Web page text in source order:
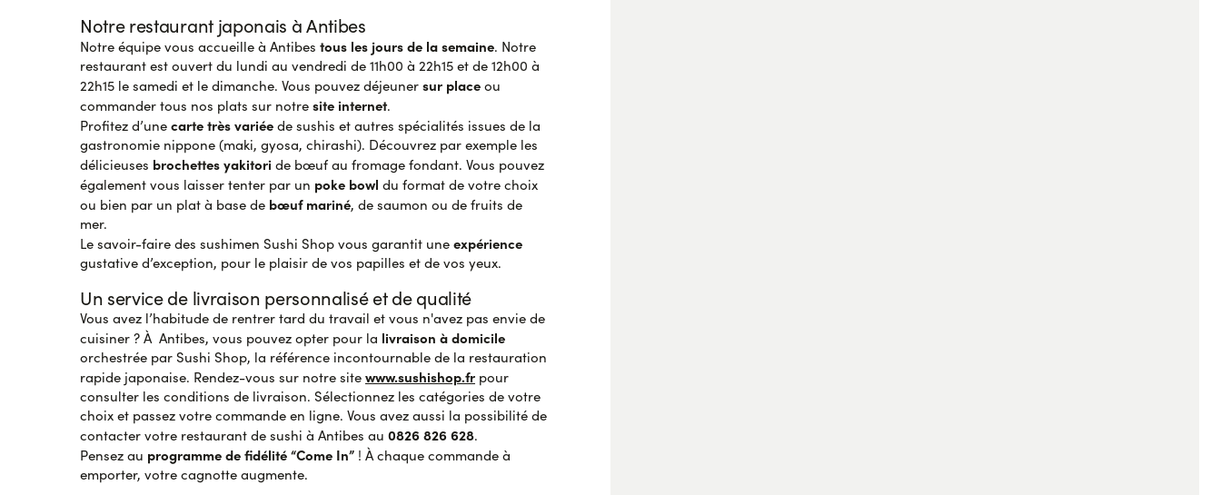
Notre restaurant japonais à Antibes
Notre équipe vous accueille à Antibes tous les jours de la semaine. Notre
restaurant est ouvert du lundi au vendredi de 11h00 à 22h15 et de 12h00 à
22h15 le samedi et le dimanche. Vous pouvez déjeuner sur place ou
commander tous nos plats sur notre site internet.
Profitez d’une carte très variée de sushis et autres spécialités issues de la
gastronomie nippone (maki, gyosa, chirashi). Découvrez par exemple les
délicieuses brochettes yakitori de bœuf au fromage fondant. Vous pouvez
également vous laisser tenter par un poke bowl du format de votre choix
ou bien par un plat à base de bœuf mariné, de saumon ou de fruits de
mer.
Le savoir-faire des sushimen Sushi Shop vous garantit une expérience
gustative d’exception, pour le plaisir de vos papilles et de vos yeux.
Un service de livraison personnalisé et de qualité
Vous avez l’habitude de rentrer tard du travail et vous n'avez pas envie de
cuisiner ? À Antibes, vous pouvez opter pour la livraison à domicile
orchestrée par Sushi Shop, la référence incontournable de la restauration
rapide japonaise. Rendez-vous sur notre site www.sushishop.fr pour
consulter les conditions de livraison. Sélectionnez les catégories de votre
choix et passez votre commande en ligne. Vous avez aussi la possibilité de
contacter votre restaurant de sushi à Antibes au 0826 826 628.
Pensez au programme de fidélité “Come In” ! À chaque commande à
emporter, votre cagnotte augmente.